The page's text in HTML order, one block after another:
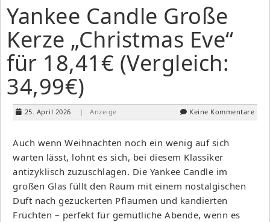
Yankee Candle Große
Kerze „Christmas Eve“
für 18,41€ (Vergleich:
34,99€)
25. April 2026 | Anzeige Keine Kommentare
Auch wenn Weihnachten noch ein wenig auf sich
warten lässt, lohnt es sich, bei diesem Klassiker
antizyklisch zuzuschlagen. Die Yankee Candle im
großen Glas füllt den Raum mit einem nostalgischen
Duft nach gezuckerten Pflaumen und kandierten
Früchten – perfekt für gemütliche Abende, wenn es